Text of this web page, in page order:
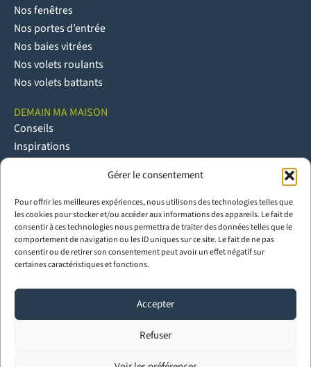
Gérer le consentement
Pour offrir les meilleures expériences, nous utilisons des technologies telles que
les cookies pour stocker et/ou accéder aux informations des appareils. Le fait de
consentir à ces technologies nous permettra de traiter des données telles que le
comportement de navigation ou les ID uniques sur ce site. Le fait de ne pas
consentir ou de retirer son consentement peut avoir un effet négatif sur
certaines caractéristiques et fonctions.
Accepter
Refuser
Nos fenêtres
Nos portes d’entrée
Nos baies vitrées
Nos volets roulants
Nos volets battants
DEMAIN MA MAISON
Conseils
Inspirations
NOUS CONTACTER
Contact
Espace pro
Espace Presse
Rejoindre le réseau pro Ouvêo
Menuiseries bois sur mesure
Menuiseries aluminium sur mesure